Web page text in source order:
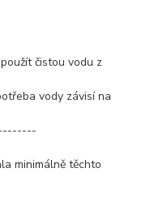
čistou vodu z
vody závisí na
minimálně těchto